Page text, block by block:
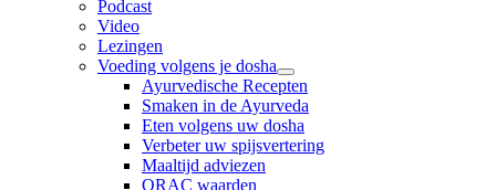
Podcast
Video
Lezingen
Voeding volgens je dosha
Ayurvedische Recepten
Smaken in de Ayurveda
Eten volgens uw dosha
Verbeter uw spijsvertering
Maaltijd adviezen
ORAC waarden